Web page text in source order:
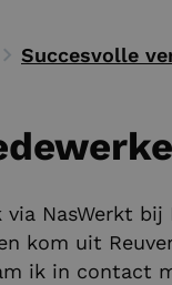
Succesvolle
NasWerkt
kom uit
ik in contact